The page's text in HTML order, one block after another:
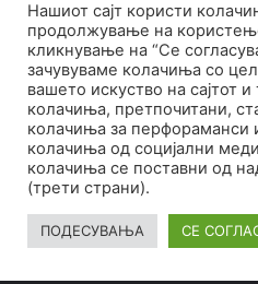
(линк) до оригиналната
добивање на одобрување од
текст, може да се превземе
насловот, придружната
фотографија) и воведниот дел
Преземање содржини од
не е дозволено и подложи
Законот за
Developed by
За нас
Импресум
Политика за приватност
Нашиот сајт користи
продолжување на
кликнување на “Се
зачувуваме колачиња со
вашето искуство на сајтот
колачиња, претпочитани,
колачиња за перфораманси
колачиња од социјални
колачиња се поставни од
(трети страни).
ПОДЕСУВАЊА СЕ